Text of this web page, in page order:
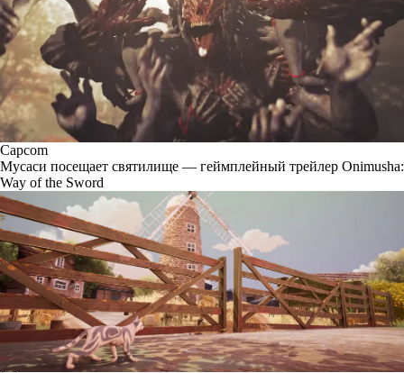
Capcom
Мусаси посещает святилище — геймплейный трейлер Onimusha:
Way of the Sword